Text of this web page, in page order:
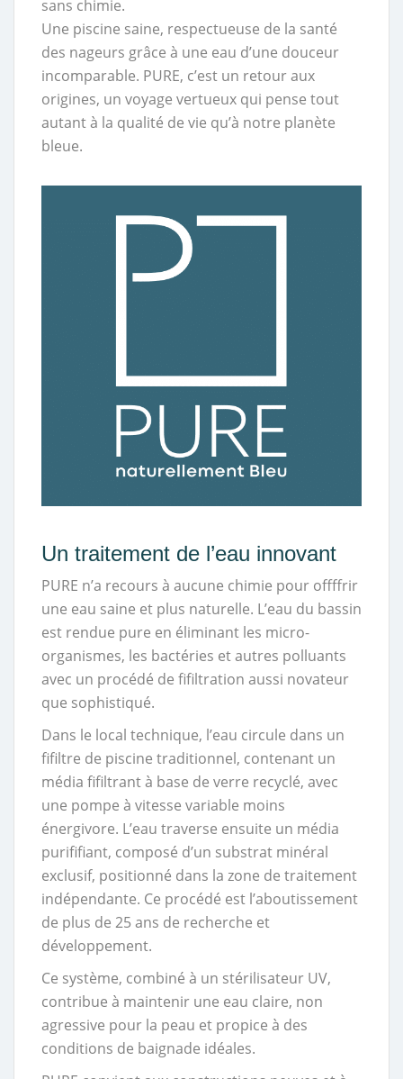
sans chimie.
Une piscine saine, respectueuse de la santé
des nageurs grâce à une eau d’une douceur
incomparable. PURE, c’est un retour aux
origines, un voyage vertueux qui pense tout
autant à la qualité de vie qu’à notre planète
bleue.
Un traitement de l’eau innovant
PURE n’a recours à aucune chimie pour offffrir
une eau saine et plus naturelle. L’eau du bassin
est rendue pure en éliminant les micro-
organismes, les bactéries et autres polluants
avec un procédé de fifiltration aussi novateur
que sophistiqué.
Dans le local technique, l’eau circule dans un
fifiltre de piscine traditionnel, contenant un
média fifiltrant à base de verre recyclé, avec
une pompe à vitesse variable moins
énergivore. L’eau traverse ensuite un média
purififiant, composé d’un substrat minéral
exclusif, positionné dans la zone de traitement
indépendante. Ce procédé est l’aboutissement
de plus de 25 ans de recherche et
développement.
Ce système, combiné à un stérilisateur UV,
contribue à maintenir une eau claire, non
agressive pour la peau et propice à des
conditions de baignade idéales.